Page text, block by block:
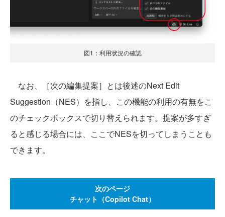
図1：利用状況の確認
なお、［次の編集提案］とは後述のNext Edit
Suggestion（NES）を指し、この機能の利用の有無をこ
のチェックボックスで切り替えられます。提案が多すぎ
ると感じる場合には、ここでNESを切ってしまうことも
できます。
次のページ
チャット（Copilot Chat）